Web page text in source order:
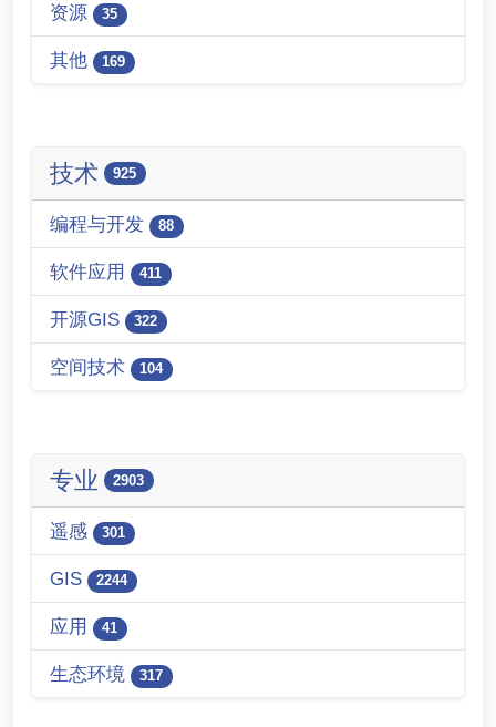
资源 35
其他 169
技术 925
编程与开发 88
软件应用 411
开源GIS 322
空间技术 104
专业 2903
遥感 301
GIS 2244
应用 41
生态环境 317